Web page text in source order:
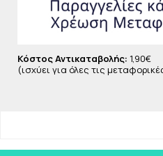
Κόστος Αντικαταβολής: 1,90€
(ισχύει για όλες τις